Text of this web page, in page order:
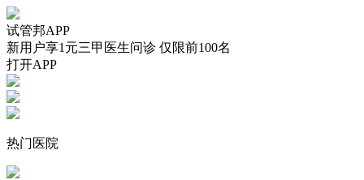
试管邦APP
新用户享1元三甲医生问诊 仅限前100名
打开APP
热门医院